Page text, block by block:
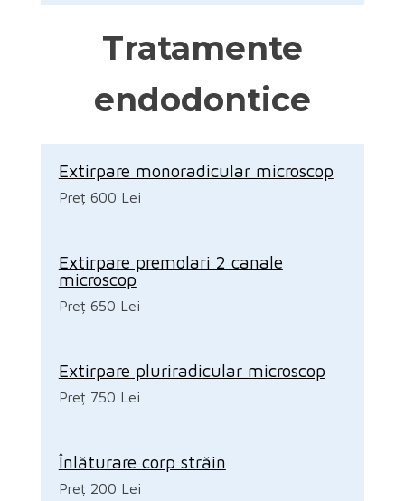
Tratamente
endodontice
Extirpare monoradicular microscop
Preț 600 Lei
Extirpare premolari 2 canale
microscop
Preț 650 Lei
Extirpare pluriradicular microscop
Preț 750 Lei
Înlăturare corp străin
Preț 200 Lei